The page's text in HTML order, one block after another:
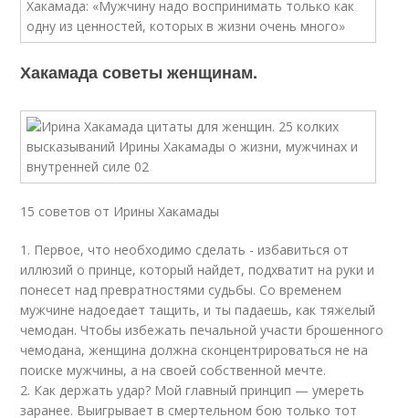
Хакамада советы женщинам.
15 советов от Ирины Хакамады
1. Первое, что необходимо сделать - избавиться от
иллюзий о принце, который найдет, подхватит на руки и
понесет над превратностями судьбы. Со временем
мужчине надоедает тащить, и ты падаешь, как тяжелый
чемодан. Чтобы избежать печальной участи брошенного
чемодана, женщина должна сконцентрироваться не на
поиске мужчины, а на своей собственной мечте.
2. Как держать удар? Мой главный принцип — умереть
заранее. Выигрывает в смертельном бою только тот